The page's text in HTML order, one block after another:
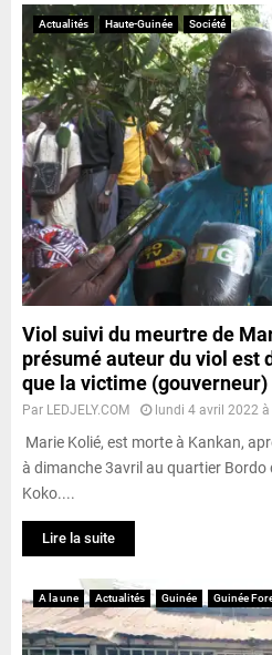
Actualités Haute-Guinée Société
Viol suivi du meurtre de
présumé auteur du viol est
que la victime (gouverneur)
Par LEDJELY.COM lundi 4 avril 2022
Marie Kolié, est morte à Kankan,
à dimanche 3avril au quartier Bordo
Koko....
Lire la suite
A la une Actualités Guinée Guinée